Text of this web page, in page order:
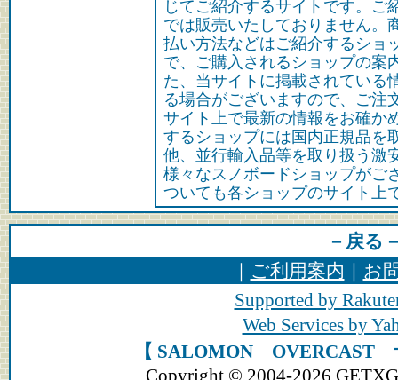
じてご紹介するサイトです。ご
では販売いたしておりません。
払い方法などはご紹介するショ
で、ご購入されるショップの案
た、当サイトに掲載されている
る場合がございますので、ご注
サイト上で最新の情報をお確か
するショップには国内正規品を
他、並行輸入品等を取り扱う激
様々なスノボードショップがご
ついても各ショップのサイト上
－戻る
｜ ご利用案内 ｜ お
Supported by
Web Services by
【 SALOMON OVERCAST
Copyright © 2004-2026